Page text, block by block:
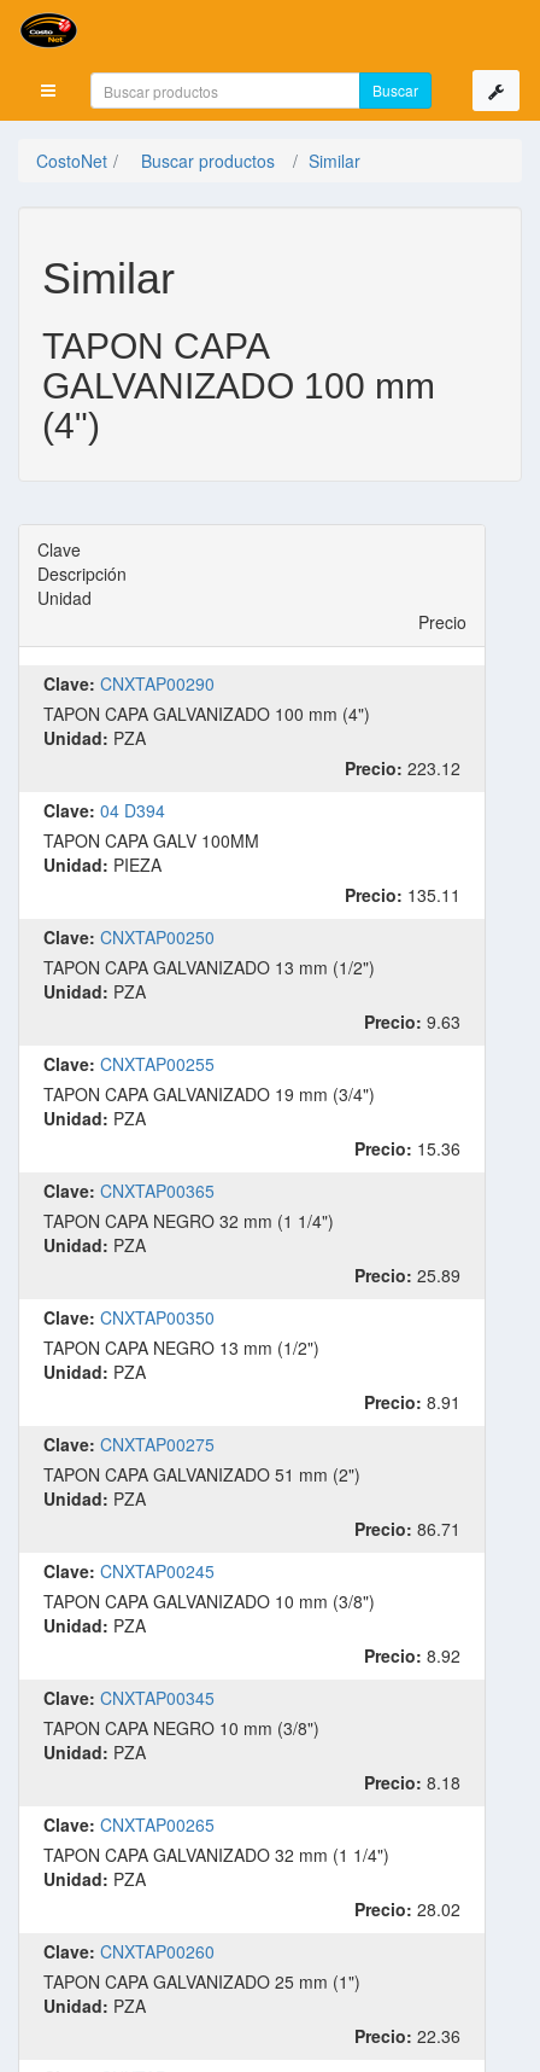
Mostrar menú
CostoNet Buscar productos Similar
Similar
TAPON CAPA
GALVANIZADO 100 mm
(4")
Clave
Descripción
Unidad
Precio
Clave: CNXTAP00290
TAPON CAPA GALVANIZADO 100 mm (4")
Unidad: PZA
Precio: 223.12
Clave: 04 D394
TAPON CAPA GALV 100MM
Unidad: PIEZA
Precio: 135.11
Clave: CNXTAP00250
TAPON CAPA GALVANIZADO 13 mm (1/2")
Unidad: PZA
Precio: 9.63
Clave: CNXTAP00255
TAPON CAPA GALVANIZADO 19 mm (3/4")
Unidad: PZA
Precio: 15.36
Clave: CNXTAP00365
TAPON CAPA NEGRO 32 mm (1 1/4")
Unidad: PZA
Precio: 25.89
Clave: CNXTAP00350
TAPON CAPA NEGRO 13 mm (1/2")
Unidad: PZA
Precio: 8.91
Clave: CNXTAP00275
TAPON CAPA GALVANIZADO 51 mm (2")
Unidad: PZA
Precio: 86.71
Clave: CNXTAP00245
TAPON CAPA GALVANIZADO 10 mm (3/8")
Unidad: PZA
Precio: 8.92
Clave: CNXTAP00345
TAPON CAPA NEGRO 10 mm (3/8")
Unidad: PZA
Precio: 8.18
Clave: CNXTAP00265
TAPON CAPA GALVANIZADO 32 mm (1 1/4")
Unidad: PZA
Precio: 28.02
Clave: CNXTAP00260
TAPON CAPA GALVANIZADO 25 mm (1")
Unidad: PZA
Precio: 22.36